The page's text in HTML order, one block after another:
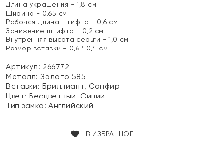
Длина украшения - 1,8 см
Ширина - 0,65 см
Рабочая длина штифта - 0,6 см
Занижение штифта - 0,2 см
Внутренняя высота серьги - 1,0 см
Размер вставки - 0,6 * 0,4 см
Артикул: 266772
Металл:Золото 585
Вставки:Бриллиант, Сапфир
Цвет:Бесцветный, Синий
Тип замка:Английский
В ИЗБРАННОЕ